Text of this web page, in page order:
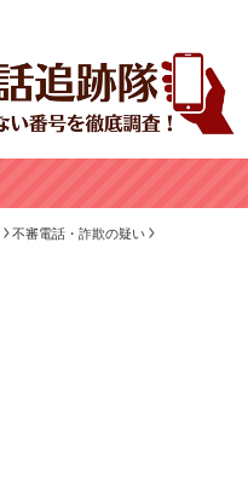
不審電話・詐欺の疑い